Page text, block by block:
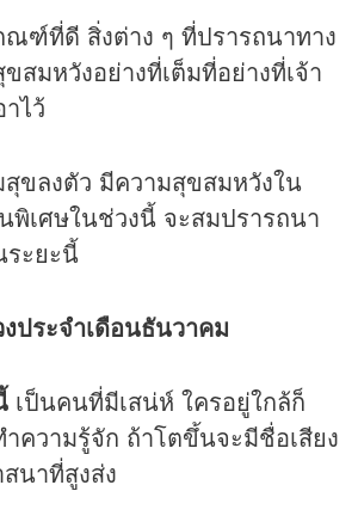
ณฑ์ที่ดี สิ่งต่าง ๆ ที่ปรารถนาทาง
สมหวังอย่างที่เต็มที่อย่างที่เจ้า
ไว้
ขลงตัว มีความสุขสมหวังใน
พิเศษในช่วงนี้ จะสมปรารถนา
ระยะนี้
ประจำเดือนธันวาคม
เป็นคนที่มีเสน่ห์ ใครอยู่ใกล้ก็
ความรู้จัก ถ้าโตขึ้นจะมีชื่อเสียง
นาที่สูงส่ง